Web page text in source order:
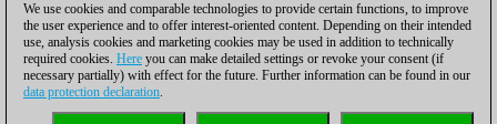
We use cookies and comparable technologies to provide certain functions, to improve
the user experience and to offer interest-oriented content. Depending on their intended
use, analysis cookies and marketing cookies may be used in addition to technically
required cookies. Here you can make detailed settings or revoke your consent (if
necessary partially) with effect for the future. Further information can be found in our
data protection declaration.